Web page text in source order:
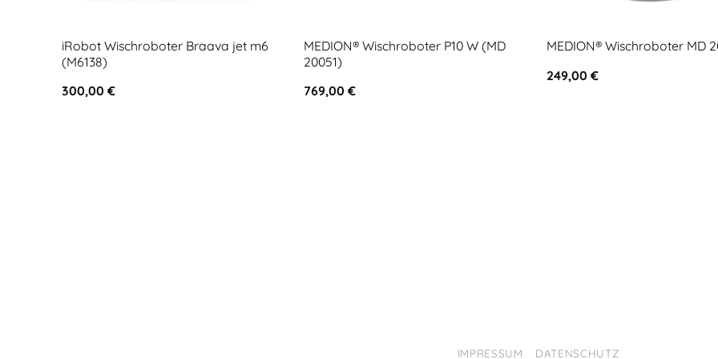
iRobot Wischroboter Braava jet m6
(M6138)
300,00 €
MEDION® Wischroboter P10 W (MD
20051)
769,00€
MEDION® Wischroboter MD
249,00 €
IMPRESSUM DATENSCHUTZ